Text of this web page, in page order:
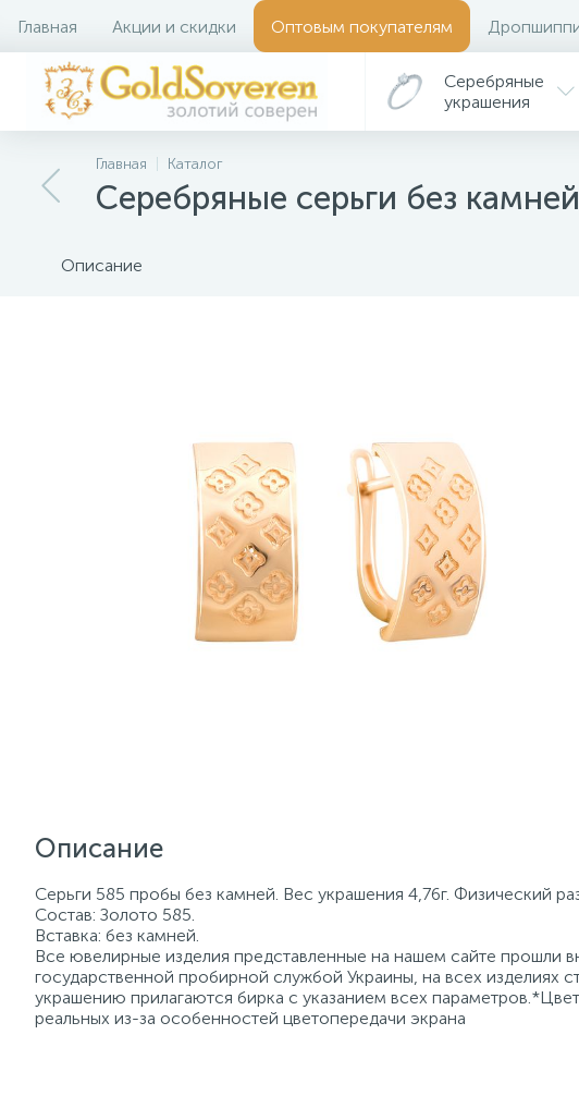
Главная Акции и скидки Оптовым покупателям
Серебряные
украшения
Главная Каталог
Серебряные серьги без камней
Описание
Описание
Серьги 585 пробы без камней. Вес украшения 4,76г. Физический
Состав: Золото 585.
Вставка: без камней.
Все ювелирные изделия представленные на нашем сайте прошли
государственной пробирной службой Украины, на всех
украшению прилагаются бирка с указанием всех
реальных из-за особенностей цветопередачи экрана